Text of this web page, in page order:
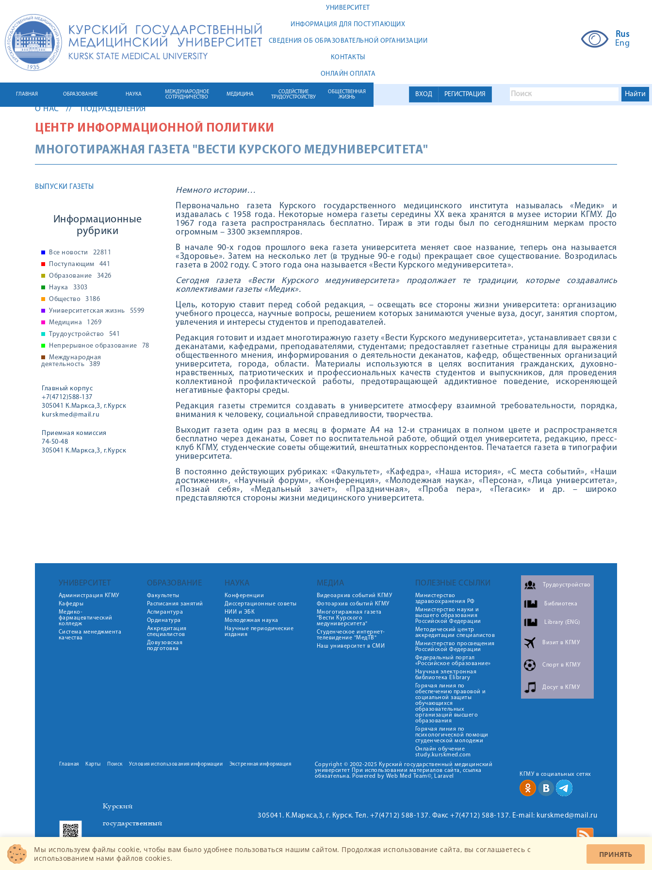
УНИВЕРСИТЕТ
ИНФОРМАЦИЯ ДЛЯ ПОСТУПАЮЩИХ
СВЕДЕНИЯ ОБ ОБРАЗОВАТЕЛЬНОЙ ОРГАНИЗАЦИИ
КОНТАКТЫ
ОНЛАЙН ОПЛАТА
Rus
Eng
ВХОД РЕГИСТРАЦИЯ
ГЛАВНАЯ ОБРАЗОВАНИЕ НАУКА
МЕЖДУНАРОДНОЕ
СОТРУДНИЧЕСТВО
МЕДИЦИНА
СОДЕЙСТВИЕ
ТРУДОУСТРОЙСТВУ
ОБЩЕСТВЕННАЯ
ЖИЗНЬ
О НАС ПОДРАЗДЕЛЕНИЯ
ЦЕНТР ИНФОРМАЦИОННОЙ ПОЛИТИКИ
МНОГОТИРАЖНАЯ ГАЗЕТА "ВЕСТИ КУРСКОГО МЕДУНИВЕРСИТЕТА"
ВЫПУСКИ ГАЗЕТЫ
Информационные
рубрики
Все новости
22811
Поступающим
441
Образование
3426
Наука
3303
Общество
3186
Университетская жизнь
5599
Медицина
1269
Трудоустройство
541
Непрерывное образование
78
Международная
деятельность
389
Главный корпус
+7(4712)588-137
305041 К.Маркса,3, г.Курск
kurskmed@mail.ru
Приемная комиссия
74-50-48
305041 К.Маркса,3, г.Курск
Немного истории…
Первоначально газета Курского государственного медицинского института называлась «Медик» и
издавалась с 1958 года. Некоторые номера газеты середины XX века хранятся в музее истории КГМУ. До
1967 года газета распространялась бесплатно. Тираж в эти годы был по сегодняшним меркам просто
огромным – 3300 экземпляров.
В начале 90-х годов прошлого века газета университета меняет свое название, теперь она называется
«Здоровье». Затем на несколько лет (в трудные 90-е годы) прекращает свое существование. Возродилась
газета в 2002 году. С этого года она называется «Вести Курского медуниверситета».
Сегодня газета «Вести Курского медуниверситета» продолжает те традиции, которые создавались
коллективами газеты «Медик».
Цель, которую ставит перед собой редакция, – освещать все стороны жизни университета: организацию
учебного процесса, научные вопросы, решением которых занимаются ученые вуза, досуг, занятия спортом,
увлечения и интересы студентов и преподавателей.
Редакция готовит и издает многотиражную газету «Вести Курского медуниверситета», устанавливает связи с
деканатами, кафедрами, преподавателями, студентами; предоставляет газетные страницы для выражения
общественного мнения, информирования о деятельности деканатов, кафедр, общественных организаций
университета, города, области. Материалы используются в целях воспитания гражданских, духовно-
нравственных, патриотических и профессиональных качеств студентов и выпускников, для проведения
коллективной профилактической работы, предотвращающей аддиктивное поведение, искореняющей
негативные факторы среды.
Редакция газеты стремится создавать в университете атмосферу взаимной требовательности, порядка,
внимания к человеку, социальной справедливости, творчества.
Выходит газета один раз в месяц в формате А4 на 12-и страницах в полном цвете и распространяется
бесплатно через деканаты, Совет по воспитательной работе, общий отдел университета, редакцию, пресс-
клуб КГМУ, студенческие советы общежитий, внештатных корреспондентов. Печатается газета в типографии
университета.
В постоянно действующих рубриках: «Факультет», «Кафедра», «Наша история», «С места событий», «Наши
достижения», «Научный форум», «Конференция», «Молодежная наука», «Персона», «Лица университета»,
«Познай себя», «Медальный зачет», «Праздничная», «Проба пера», «Пегасик» и др. – широко
представляются стороны жизни медицинского университета.
УНИВЕРСИТЕТ
Администрация КГМУ
Кафедры
Медико-
фармацевтический
колледж
Система менеджмента
качества
ОБРАЗОВАНИЕ
Факультеты
Расписания занятий
Аспирантура
Ординатура
Аккредитация
специалистов
Довузовская
подготовка
НАУКА
Конференции
Диссертационные советы
НИИ и ЭБК
Молодежная наука
Научные периодические
издания
МЕДИА
Видеоархив событий КГМУ
Фотоархив событий КГМУ
Многотиражная газета
"Вести Курского
медуниверситета"
Студенческое интернет-
телевидение "МедТВ"
Наш университет в СМИ
ПОЛЕЗНЫЕ ССЫЛКИ
Министерство
здравоохранения РФ
Министерство науки и
высшего образования
Российской Федерации
Методический центр
аккредитации специалистов
Министерство просвещения
Российской Федерации
Федеральный портал
«Российское образование»
Научная электронная
библиотека Elibrary
Горячая линия по
обеспечению правовой и
социальной защиты
обучающихся
образовательных
организаций высшего
образования
Горячая линия по
психологической помощи
студенческой молодежи
Онлайн обучение
study.kurskmed.com
Трудоустройство
Библиотека
Library (ENG)
Визит в КГМУ
Спорт в КГМУ
Досуг в КГМУ
Главная Карты Поиск Условия использования информации Экстренная информация
Copyright © 2002-2025 Курский государственный медицинский
университет При использовании материалов сайта, ссылка
обязательна. Powered by Web Med Team©, Laravel
КГМУ в социальных сетях
Курский
государственный
медицинский
университет
305041. К.Маркса,3, г. Курск. Тел. +7(4712) 588-137. Факс +7(4712) 588-137. E-mail: kurskmed@mail.ru
Мы используем файлы cookie, чтобы вам было удобнее пользоваться нашим сайтом. Продолжая использование сайта, вы соглашаетесь c
использованием нами файлов cookies.
ПРИНЯТЬ